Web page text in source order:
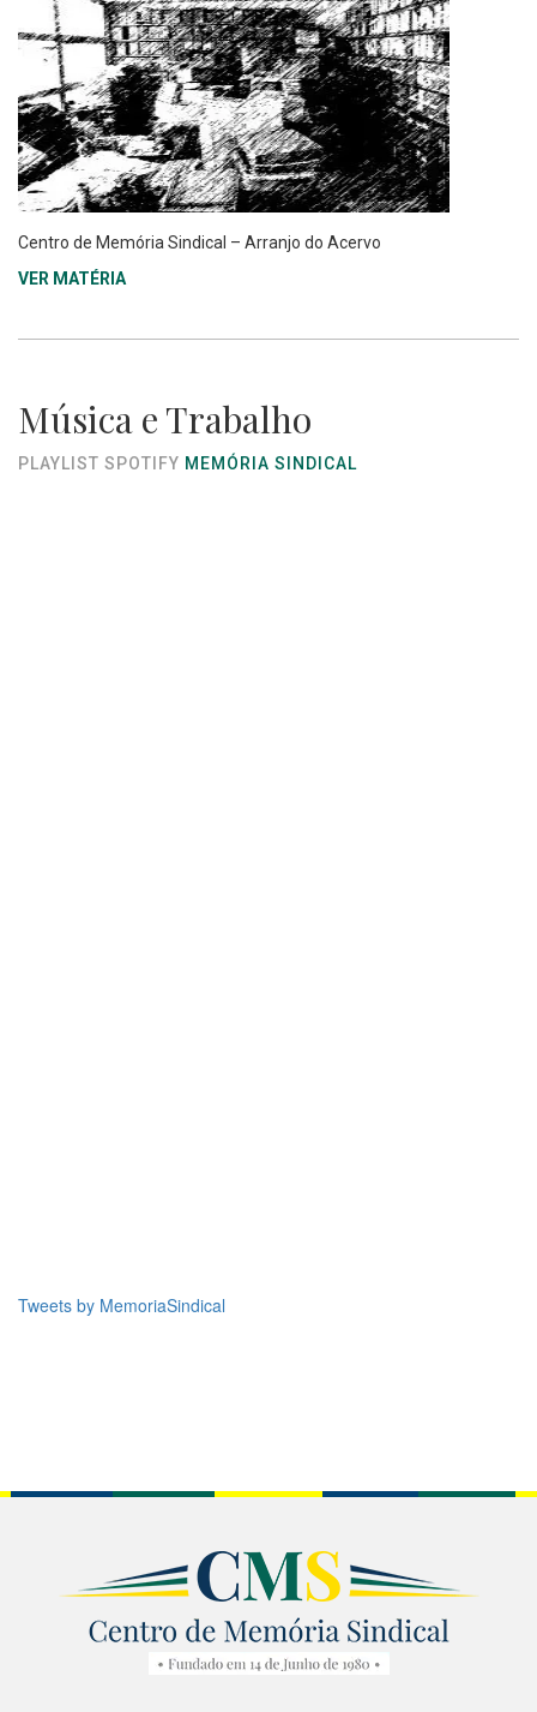
Centro de Memória Sindical – Arranjo do Acervo
VER MATÉRIA
Música e Trabalho
PLAYLIST SPOTIFY MEMÓRIA SINDICAL
Tweets by MemoriaSindical